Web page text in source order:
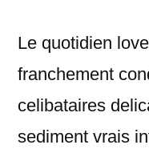
Le quotidien
franchement
celibataires
sediment vrais